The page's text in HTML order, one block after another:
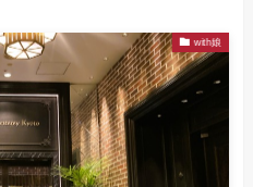
with娘